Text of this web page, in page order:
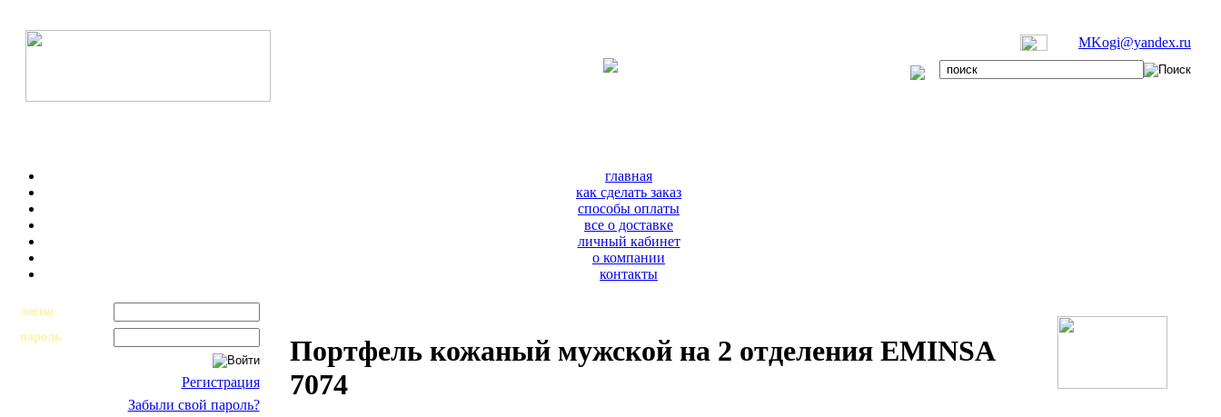
MKogi@yandex.ru
главная
как сделать заказ
способы оплаты
все о доставке
личный кабинет
о компании
контакты
логин
пароль
Регистрация
Забыли свой пароль?
Портфель кожаный мужской на 2 отделения EMINSA
7074